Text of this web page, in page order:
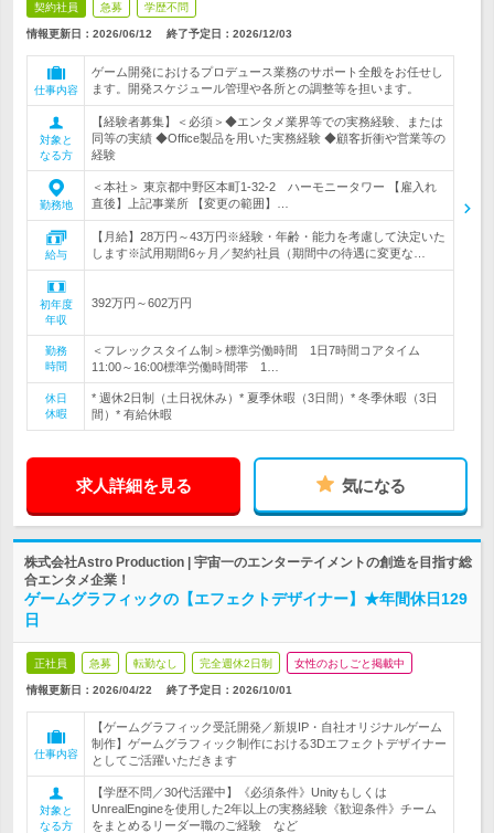
契約社員 急募 学歴不問
情報更新日：2026/06/12 終了予定日： 2026/12/03
仕事内容
ゲーム開発におけるプロデュース業務のサポート全般をお任せし
ます。開発スケジュール管理や各所との調整等を担います。
対象と
なる方
【経験者募集】＜必須＞◆エンタメ業界等での実務経験、または
同等の実績 ◆Office製品を用いた実務経験 ◆顧客折衝や営業等の
経験
勤務地
＜本社＞ 東京都中野区本町1-32-2 ハーモニータワー 【雇入れ
直後】上記事業所 【変更の範囲】…
給与
【月給】28万円～43万円※経験・年齢・能力を考慮して決定いた
します※試用期間6ヶ月／契約社員（期間中の待遇に変更な…
初年度
年収
392万円～602万円
勤務
時間
＜フレックスタイム制＞標準労働時間 1日7時間コアタイム
11:00～16:00標準労働時間帯 1…
休日
休暇
* 週休2日制（土日祝休み）* 夏季休暇（3日間）* 冬季休暇（3日
間）* 有給休暇
求人詳細を見る 気になる
株式会社Astro Production | 宇宙一のエンターテイメントの創造を目指す総
合エンタメ企業！
ゲームグラフィックの【エフェクトデザイナー】★年間休日129
日
正社員 急募 転勤なし 完全週休2日制 女性のおしごと掲載中
情報更新日：2026/04/22 終了予定日： 2026/10/01
仕事内容
【ゲームグラフィック受託開発／新規IP・自社オリジナルゲーム
制作】ゲームグラフィック制作における3Dエフェクトデザイナー
としてご活躍いただきます
対象と
なる方
【学歴不問／30代活躍中】《必須条件》Unityもしくは
UnrealEngineを使用した2年以上の実務経験《歓迎条件》チーム
をまとめるリーダー職のご経験 など